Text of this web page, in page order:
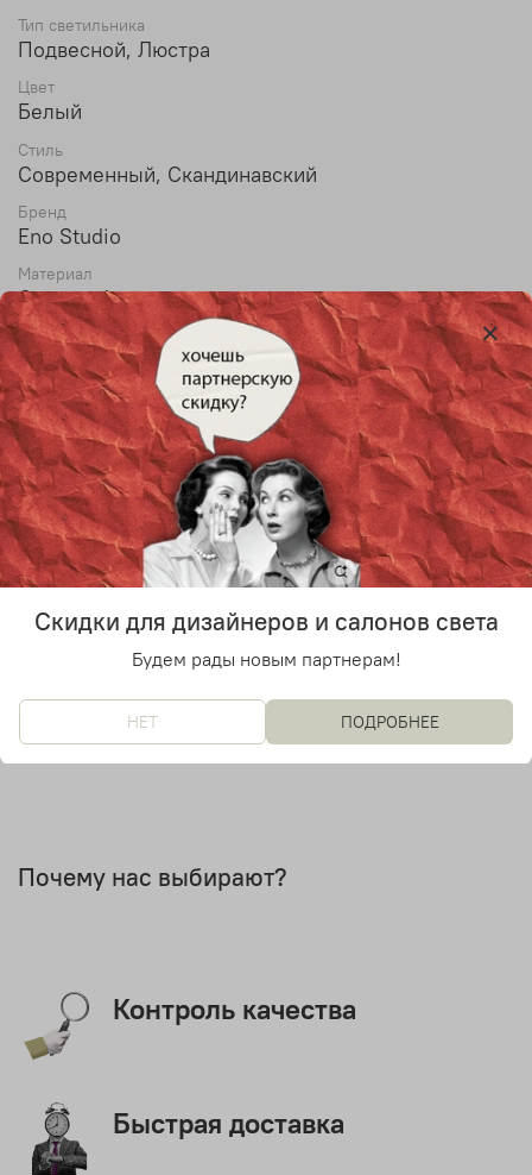
Тип светильника
Подвесной, Люстра
Цвет
Белый
Стиль
Современный, Скандинавский
Бренд
Eno Studio
Материал
Стекло, Акрил
Диаметр
30 см
Высота
36 СМ
Max высота
150 см
Тип лампы
Е27
Лампочки в комплекте
Уточняйте у менеджера
Chen Karlsoon
Почему нас выбирают?
Контроль качества
Быстрая доставка
Скидки для дизайнеров и салонов света
Будем рады новым партнерам!
НЕТ ПОДРОБНЕЕ